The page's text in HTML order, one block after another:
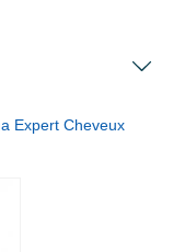
Expert Cheveux